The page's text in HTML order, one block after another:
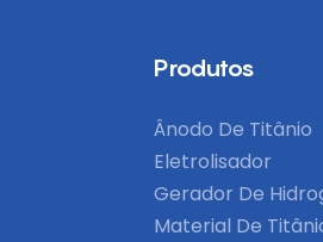
Produtos
Ânodo De Titânio
Eletrolisador
Gerador De
Material De